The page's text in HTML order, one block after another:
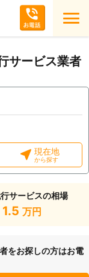
サービス業者
現在地
から探す
サービスの相場
1.5 万円
をお探しの方はお電